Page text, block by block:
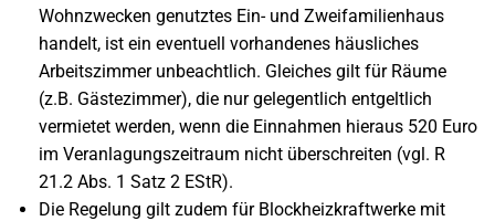
Wohnzwecken genutztes Ein- und Zweifamilienhaus
handelt, ist ein eventuell vorhandenes häusliches
Arbeitszimmer unbeachtlich. Gleiches gilt für Räume
(z.B. Gästezimmer), die nur gelegentlich entgeltlich
vermietet werden, wenn die Einnahmen hieraus 520 Euro
im Veranlagungszeitraum nicht überschreiten (vgl. R
21.2 Abs. 1 Satz 2 EStR).
Die Regelung gilt zudem für Blockheizkraftwerke mit